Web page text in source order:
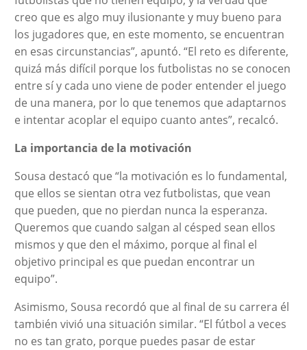
creo que es algo muy ilusionante y muy bueno para
los jugadores que, en este momento, se encuentran
en esas circunstancias”, apuntó. “El reto es diferente,
quizá más difícil porque los futbolistas no se conocen
entre sí y cada uno viene de poder entender el juego
de una manera, por lo que tenemos que adaptarnos
e intentar acoplar el equipo cuanto antes”, recalcó.
La importancia de la motivación
Sousa destacó que “la motivación es lo fundamental,
que ellos se sientan otra vez futbolistas, que vean
que pueden, que no pierdan nunca la esperanza.
Queremos que cuando salgan al césped sean ellos
mismos y que den el máximo, porque al final el
objetivo principal es que puedan encontrar un
equipo”.
Asimismo, Sousa recordó que al final de su carrera él
también vivió una situación similar. “El fútbol a veces
no es tan grato, porque puedes pasar de estar